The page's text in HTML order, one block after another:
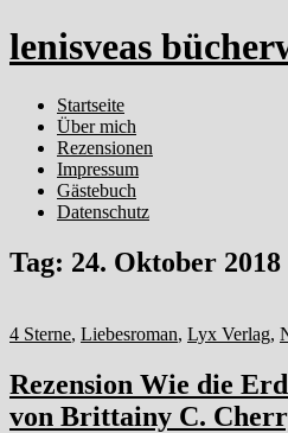
lenisveas
Startseite
Über mich
Rezensionen
Impressum
Gästebuch
Datenschutz
Tag: 24. Oktober 2018
4 Sterne, Liebesroman, Lyx Verlag,
Rezension Wie die
von Brittainy C.